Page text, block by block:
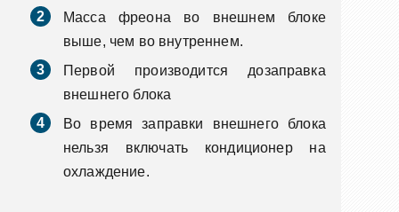
Масса фреона во внешнем блоке
выше, чем во внутреннем.
Первой производится дозаправка
внешнего блока
Во время заправки внешнего блока
нельзя включать кондиционер на
охлаждение.